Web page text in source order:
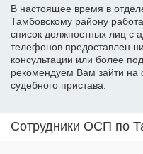
В настоящее время в
Тамбовскому району
список должностных лиц с
телефонов предоставлен
консультации или более
рекомендуем Вам зайти на
судебного пристава.
Сотрудники ОСП по